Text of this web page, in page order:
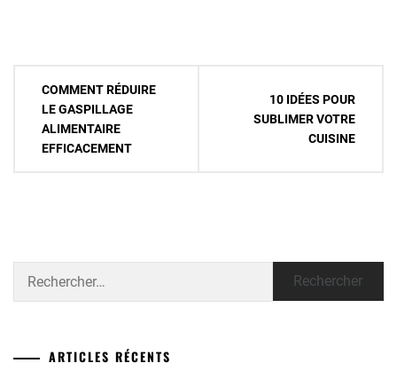
Navigation
l’article
COMMENT RÉDUIRE
LE GASPILLAGE
ALIMENTAIRE
EFFICACEMENT
10 IDÉES POUR
SUBLIMER VOTRE
CUISINE
ARTICLES RÉCENTS